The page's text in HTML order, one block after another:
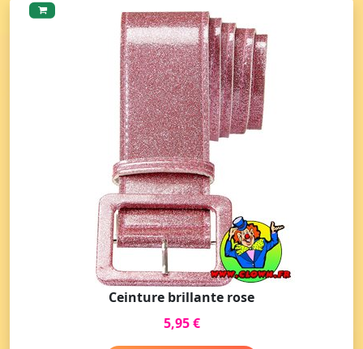
Ceinture brillante rose
5,95 €